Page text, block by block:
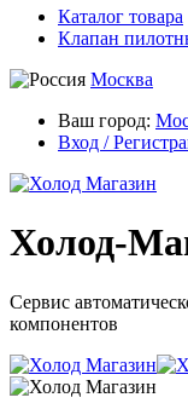
Каталог товара
Клапан
Москва
Ваш город:
Вход /
Холод-
Сервис
компонентов